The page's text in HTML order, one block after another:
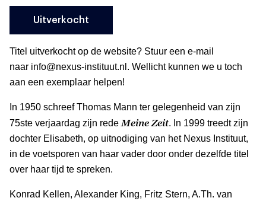
Uitverkocht
Titel uitverkocht op de website? Stuur een e-mail
naar info@nexus-instituut.nl. Wellicht kunnen we u toch
aan een exemplaar helpen!
In 1950 schreef Thomas Mann ter gelegenheid van zijn
75ste verjaardag zijn rede Meine Zeit. In 1999 treedt zijn
dochter Elisabeth, op uitnodiging van het Nexus Instituut,
in de voetsporen van haar vader door onder dezelfde titel
over haar tijd te spreken.
Konrad Kellen, Alexander King, Fritz Stern, A.Th. van